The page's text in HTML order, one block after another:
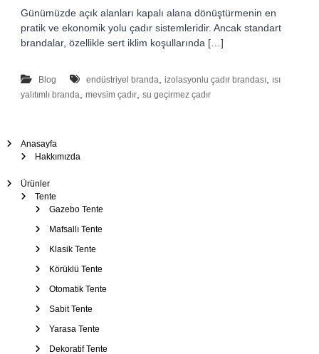
a
n
d
–
Ş
Günümüzde açık alanları kapalı alana dönüştürmenin en
pratik ve ekonomik yolu çadır sistemleridir. Ancak standart
brandalar, özellikle sert iklim koşullarında […]
Blog endüstriyel branda izolasyonlu çadır brandası,
ısı
yalıtımlı branda mevsim çadır, su geçirmez çadır
Anasayfa
Hakkımızda
Ürünler
Tente
Gazebo Tente
Mafsallı Tente
Klasik Tente
Körüklü Tente
Otomatik Tente
Sabit Tente
Yarasa Tente
Dekoratif Tente